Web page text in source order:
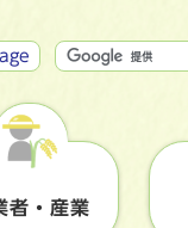
者・産業